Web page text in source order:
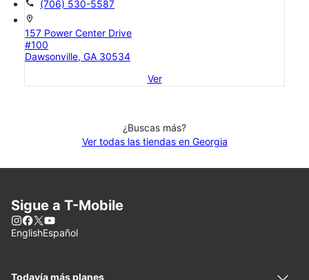
call (706) 530-5587
location_on
157 Power Center Drive
#100
Dawsonville, GA 30534
Ver
¿Buscas más?
Ver todas las tiendas en Georgia